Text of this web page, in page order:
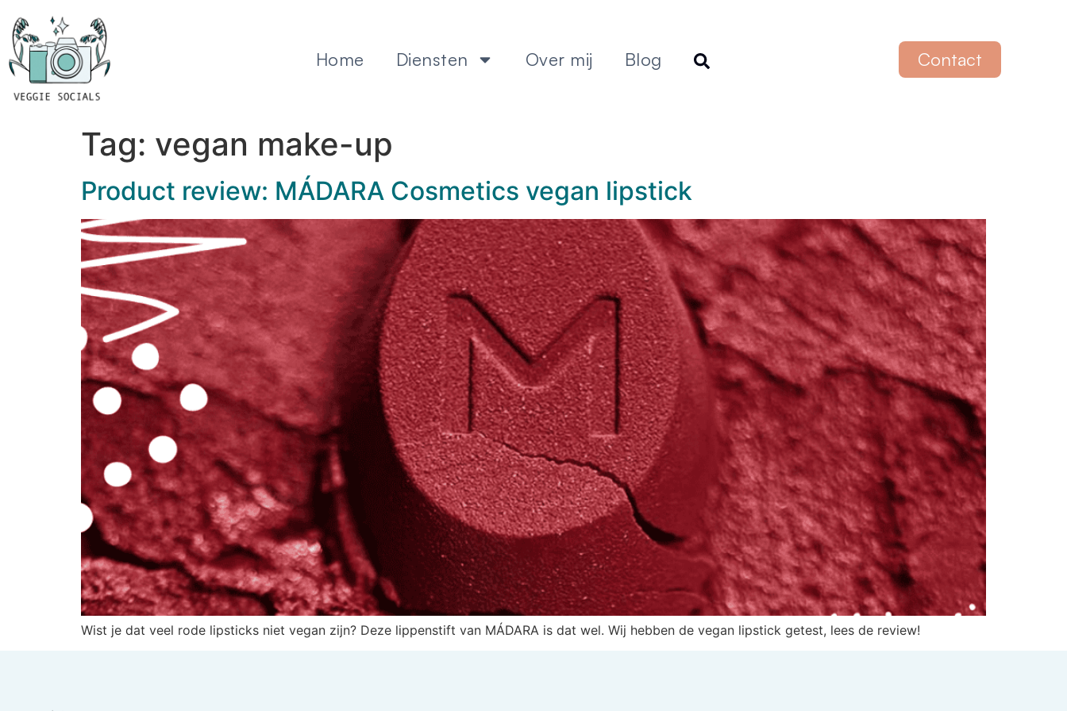
Home Diensten Over mij Blog Contact
Tag: vegan make-up
Product review: MÁDARA Cosmetics vegan lipstick
Wist je dat veel rode lipsticks niet vegan zijn? Deze lippenstift van MÁDARA is dat wel. Wij hebben de vegan lipstick getest, lees de review!